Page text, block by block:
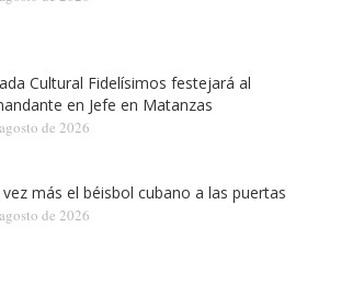
Cultural Fidelísimos festejará al
en Jefe en Matanzas
de 2026
más el béisbol cubano a las puertas
de 2026